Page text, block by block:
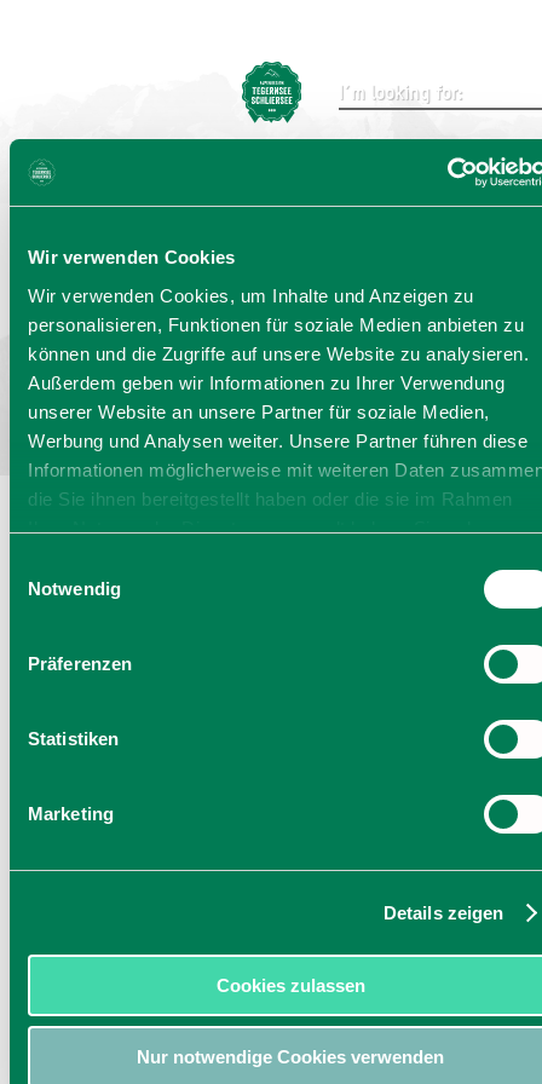
Wir verwenden Cookies
Wir verwenden Cookies, um Inhalte und Anzeigen zu
personalisieren, Funktionen für soziale Medien anbieten zu
können und die Zugriffe auf unsere Website zu analysieren.
Außerdem geben wir Informationen zu Ihrer Verwendung
unserer Website an unsere Partner für soziale Medien,
Werbung und Analysen weiter. Unsere Partner führen diese
Informationen möglicherweise mit weiteren Daten
die Sie ihnen bereitgestellt haben oder die sie im Rahmen
Ihrer Nutzung der Dienste gesammelt haben. Sie geben
weiterhin nutzen.
Notwendig
Präferenzen
Statistiken
Marketing
Details zeigen
Cookies zulassen
Nur notwendige Cookies verwenden
Bayern - traditionell anders
Send